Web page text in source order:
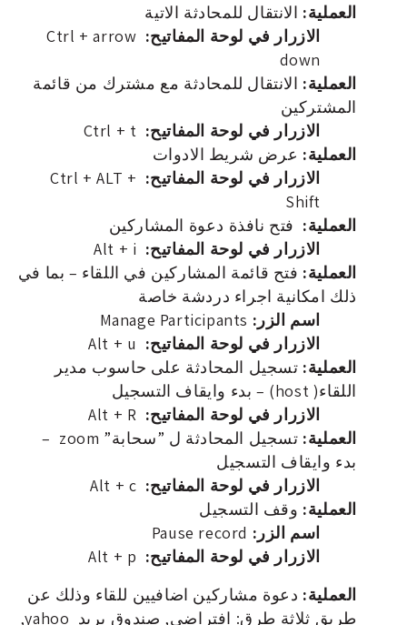
العملية: الانتقال للمحادثة الاتية
الازرار في لوحة المفاتيح: Ctrl + arrow
down
العملية: الانتقال للمحادثة مع مشترك من قائمة
المشتركين
الازرار في لوحة المفاتيح:
العملية: عرض شريط الادوات
الازرار في لوحة المفاتيح: Ctrl + ALT +
Shift
العملية: فتح نافذة دعوة المشاركين
الازرار في لوحة المفاتيح:
العملية: فتح قائمة المشاركين في اللقاء – بما في
ذلك امكانية اجراء دردشة خاصة
اسم الزر:
الازرار في لوحة المفاتيح:
العملية: تسجيل المحادثة على حاسوب مدير
اللقاء( host) – بدء وايقاف التسجيل
الازرار في لوحة المفاتيح:
العملية:
تسجيل المحادثة ل ”سحابة” zoom –
بدء وايقاف التسجيل
الازرار في لوحة المفاتيح:
العملية: وقف التسجيل
اسم الزر:
الازرار في لوحة المفاتيح:
العملية: دعوة مشاركين اضافيين للقاء وذلك عن
طريق ثلاثة طرق: افتراضي, صندوق بريد yahoo,